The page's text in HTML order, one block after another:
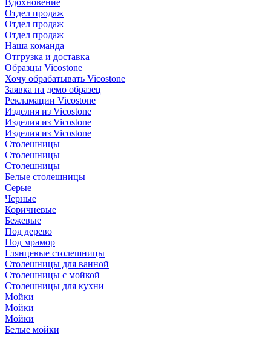
Вдохновение
Отдел продаж
Отдел продаж
Отдел продаж
Наша команда
Отгрузка и доставка
Образцы Vicostone
Хочу обрабатывать Vicostone
Заявка на демо образец
Рекламации Vicostone
Изделия из Vicostone
Изделия из Vicostone
Изделия из Vicostone
Столешницы
Столешницы
Столешницы
Белые столешницы
Серые
Черные
Коричневые
Бежевые
Под дерево
Под мрамор
Глянцевые столешницы
Столешницы для ванной
Столешницы с мойкой
Столешницы для кухни
Мойки
Мойки
Мойки
Белые мойки